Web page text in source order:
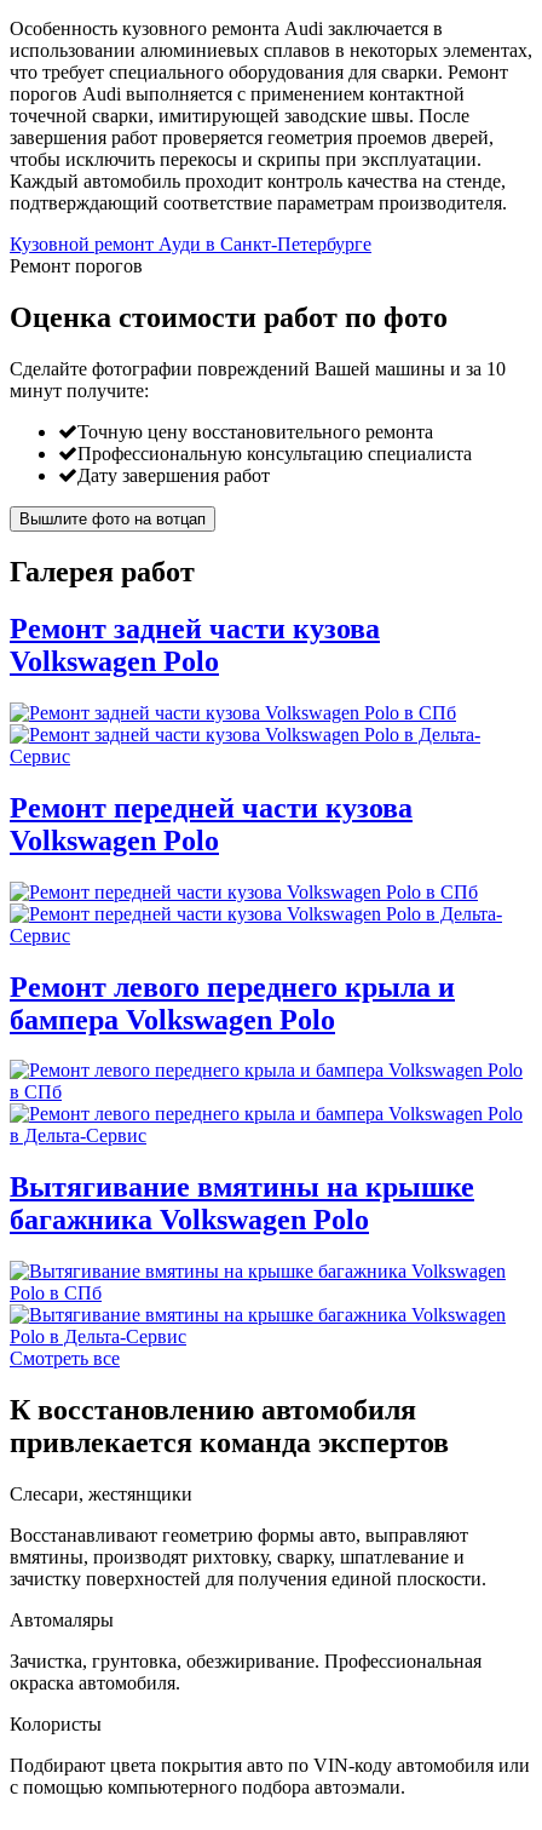
Особенность кузовного ремонта Audi заключается в
использовании алюминиевых сплавов в некоторых элементах,
что требует специального оборудования для сварки. Ремонт
порогов Audi выполняется с применением контактной
точечной сварки, имитирующей заводские швы. После
завершения работ проверяется геометрия проемов дверей,
чтобы исключить перекосы и скрипы при эксплуатации.
Каждый автомобиль проходит контроль качества на стенде,
подтверждающий соответствие параметрам производителя.
Кузовной ремонт Ауди в Санкт-Петербурге
Ремонт порогов
Оценка стоимости работ по фото
Сделайте фотографии повреждений Вашей машины и за 10
минут получите:
Точную цену восстановительного ремонта
Профессиональную консультацию специалиста
Дату завершения работ
Вышлите фото на вотцап
Галерея работ
Ремонт задней части кузова
Volkswagen Polo
Ремонт передней части кузова
Volkswagen Polo
Ремонт левого переднего крыла и
бампера Volkswagen Polo
Вытягивание вмятины на крышке
багажника Volkswagen Polo
Смотреть все
К восстановлению автомобиля
привлекается команда экспертов
Слесари, жестянщики
Восстанавливают геометрию формы авто, выправляют
вмятины, производят рихтовку, сварку, шпатлевание и
зачистку поверхностей для получения единой плоскости.
Автомаляры
Зачистка, грунтовка, обезжиривание. Профессиональная
окраска автомобиля.
Колористы
Подбирают цвета покрытия авто по VIN-коду автомобиля или
с помощью компьютерного подбора автоэмали.